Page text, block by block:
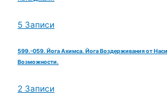
5 Записи
599.-059. Йога Ахимса. Йога Воздерживания от
Возможности.
2 Записи